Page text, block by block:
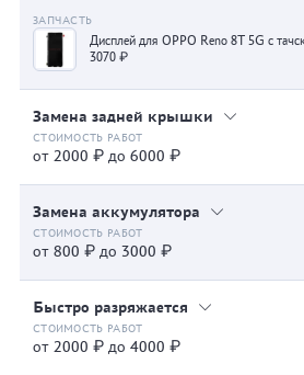
Дисплей для OPPO Reno 8T 5G с
3070 ₽
Замена задней крышки
от 2000 ₽ до 6000 ₽
Замена аккумулятора
от 800 ₽ до 3000 ₽
Быстро разряжается
от 2000 ₽ до 4000 ₽